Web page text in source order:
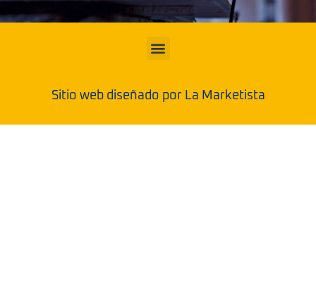
Sitio web diseñado por La Marketista